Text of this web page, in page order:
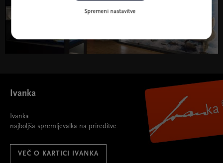
Ivanka
Ivanka
najboljša spremljevalka na prireditve.
VEČ O KARTICI IVANKA
Spremeni nastavitve